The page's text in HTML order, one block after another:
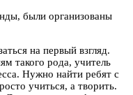
были организованы
на первый взгляд.
такого рода, учитель
Нужно найти ребят с
учиться, а творить.